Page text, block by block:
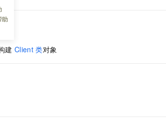
助
建 Client 类对象
一站式AI开发、训练和推理服务
CN
器服务 Kubernetes 版 ACK
自主进化，持久记忆，越用越聪明
Code + GStack 打造工程团队
务实践